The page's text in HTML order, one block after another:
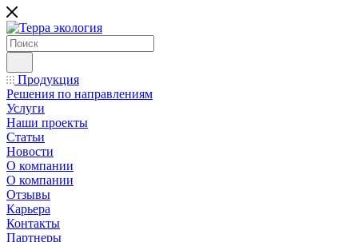
Продукция
Решения по направлениям
Услуги
Наши проекты
Статьи
Новости
О компании
О компании
Отзывы
Карьера
Контакты
Партнеры